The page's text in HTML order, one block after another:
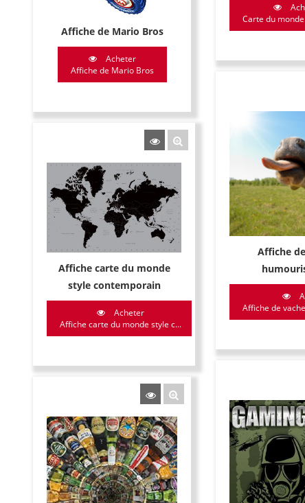
Affiche de Mario Bros
Acheter
Affiche de Mario Bros
Carte du
Affiche
Affiche de
Affiche carte du monde
style contemporain
Acheter
Affiche carte du monde style c...